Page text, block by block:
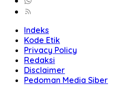
Indeks
Kode Etik
Privacy Policy
Redaksi
Disclaimer
Pedoman Media Siber